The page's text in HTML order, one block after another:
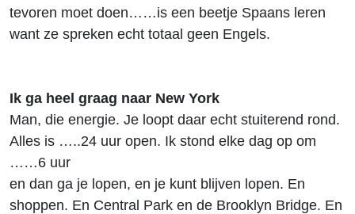
tevoren moet doen……is een beetje Spaans leren
want ze spreken echt totaal geen Engels.
Ik ga heel graag naar New York
Man, die energie. Je loopt daar echt stuiterend rond.
Alles is …..24 uur open. Ik stond elke dag op om
……6 uur
en dan ga je lopen, en je kunt blijven lopen. En
shoppen. En Central Park en de Brooklyn Bridge. En